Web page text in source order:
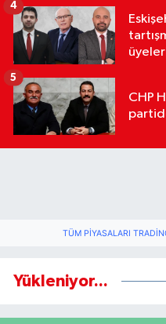
4
CHP
5
TÜM PIYASALARI
Yükleniyor...